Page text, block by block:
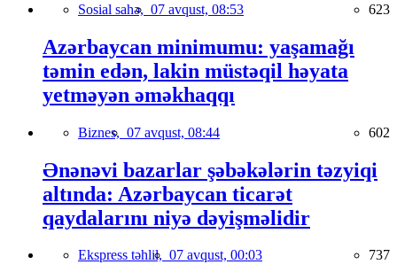
Sosial sahə, 07 avqust, 08:53 623
Azərbaycan minimumu: yaşamağı
təmin edən, lakin müstəqil həyata
yetməyən əməkhaqqı
Biznes, 07 avqust, 08:44 602
Ənənəvi bazarlar şəbəkələrin təzyiqi
altında: Azərbaycan ticarət
qaydalarını niyə dəyişməlidir
Ekspress təhlil, 07 avqust, 00:03 737